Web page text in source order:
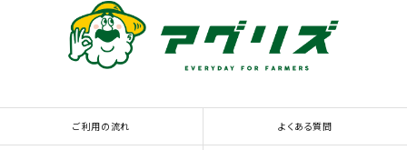
ご利用の流れ よくある質問